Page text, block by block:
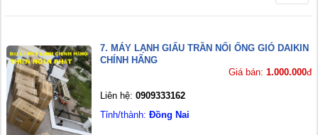
7. MÁY LẠNH GIẤU TRẦN NỐI ỐNG GIÓ DAIKIN
CHÍNH HÃNG
Giá bán: 1.000.000đ
Liên hệ: 0909333162
Tỉnh/thành: Đồng Nai